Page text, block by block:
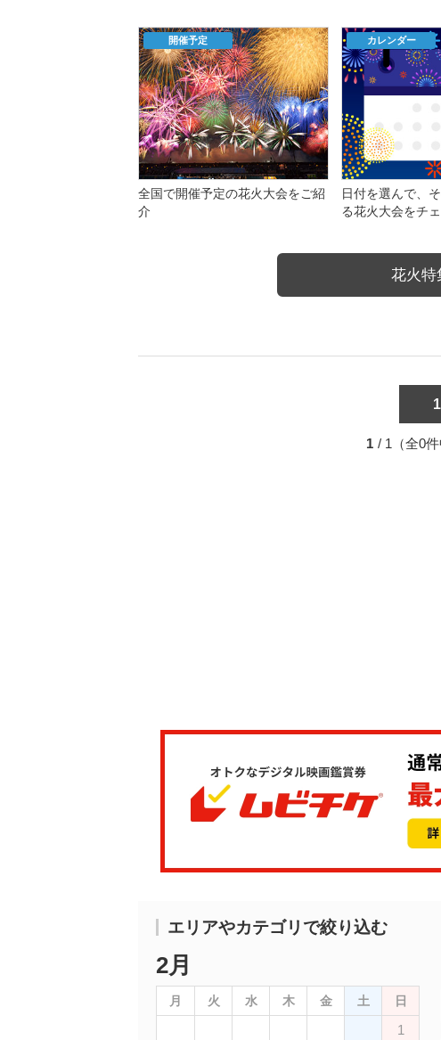
開催予定
全国で開催予定の花火大会をご紹
介
カレンダー
日付を選んで、
る花火大会をチ
花火特
1
1 / 1（全0件
エリアやカテゴリで絞り込む
2月
月 火 水 木 金 土 日
1